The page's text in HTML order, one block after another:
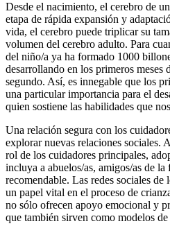
Desde el nacimiento, el cerebro de
etapa de rápida expansión y
vida, el cerebro puede triplicar su
volumen del cerebro adulto. Para
del niño/a ya ha formado 1000
desarrollando en los primeros meses
segundo. Así, es innegable que los
una particular importancia para el
quien sostiene las habilidades que
Una relación segura con los
explorar nuevas relaciones sociales.
rol de los cuidadores principales,
incluya a abuelos/as, amigos/as de
recomendable. Las redes sociales de
un papel vital en el proceso de
no sólo ofrecen apoyo emocional y
que también sirven como modelos